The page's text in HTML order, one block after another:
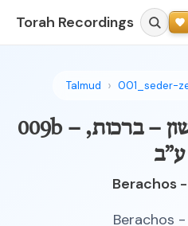
Torah Recordings
Talmud 001_seder-
009b – מאימתי – פרק ראשון – ברכות,
Berachos
Berachos